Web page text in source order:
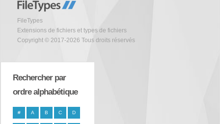
FileTypes
Extensions de fichiers et types de fichiers
Copyright © 2017-2026 Tous droits réservés
Rechercher par
ordre alphabétique
# A B C D